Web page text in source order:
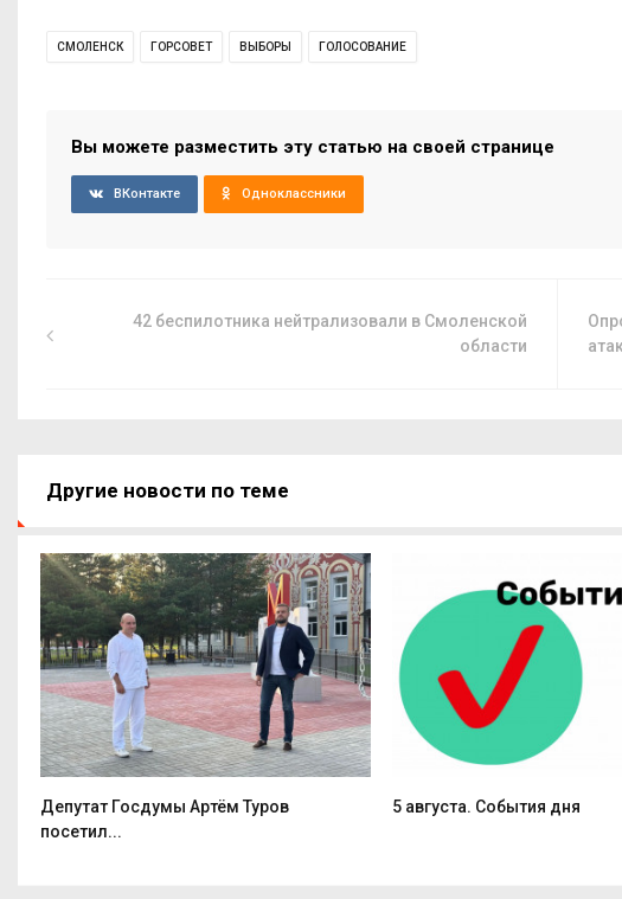
СМОЛЕНСК ГОРСОВЕТ ВЫБОРЫ ГОЛОСОВАНИЕ
Вы можете разместить эту статью на своей странице
ВКонтакте Одноклассники
42 беспилотника нейтрализовали в Смоленской
области
Другие новости по теме
Депутат Госдумы Артём Туров
посетил...
5 августа. События дня